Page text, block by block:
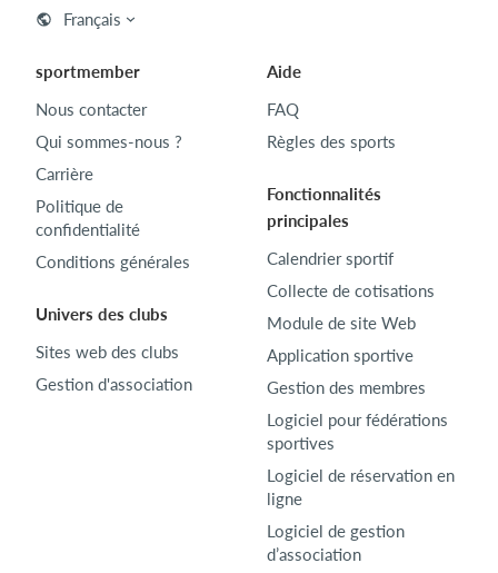
Français
sportmember
Nous contacter
Qui sommes-nous ?
Carrière
Politique de
confidentialité
Conditions générales
Univers des clubs
Sites web des clubs
Gestion d'association
Aide
FAQ
Règles des sports
Fonctionnalités
principales
Calendrier sportif
Collecte de cotisations
Module de site Web
Application sportive
Gestion des membres
Logiciel pour fédérations
sportives
Logiciel de réservation en
ligne
Logiciel de gestion
d’association